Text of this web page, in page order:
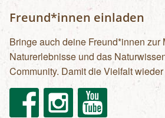
Freund*innen einladen
Bringe auch deine Freund*innen zur
Naturerlebnisse und das
Community. Damit die Vielfalt
FacebookInstagram Youtube